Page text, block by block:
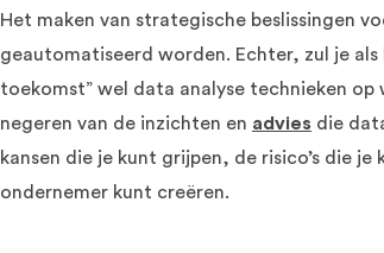
Het maken van strategische beslissingen
geautomatiseerd worden. Echter, zul je
toekomst” wel data analyse technieken
negeren van de inzichten en advies die
kansen die je kunt grijpen, de risico’s die
ondernemer kunt creëren.